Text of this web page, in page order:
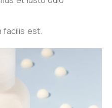
facilis est.